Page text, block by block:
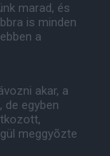
marad, és
is minden
a
akar, a
de egyben
meggyõzte